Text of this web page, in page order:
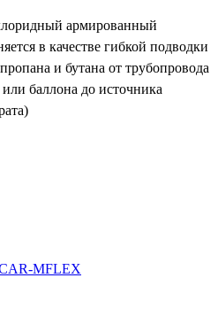
армированный
в качестве гибкой подводки
и бутана от трубопровода
баллона до источника
MFLEX